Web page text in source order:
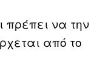
πρέπει να την
από το